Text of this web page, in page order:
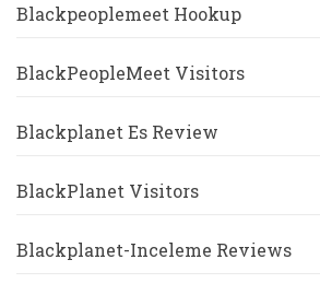
Blackpeoplemeet Hookup
BlackPeopleMeet Visitors
Blackplanet Es Review
BlackPlanet Visitors
Blackplanet-Inceleme Reviews